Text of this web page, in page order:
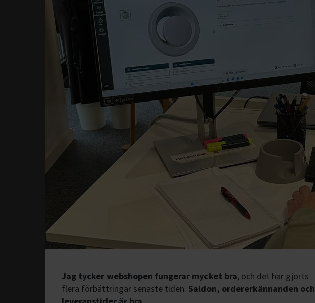
Jag tycker webshopen fungerar mycket bra, och det har gjorts
flera förbättringar senaste tiden. Saldon, ordererkännanden och